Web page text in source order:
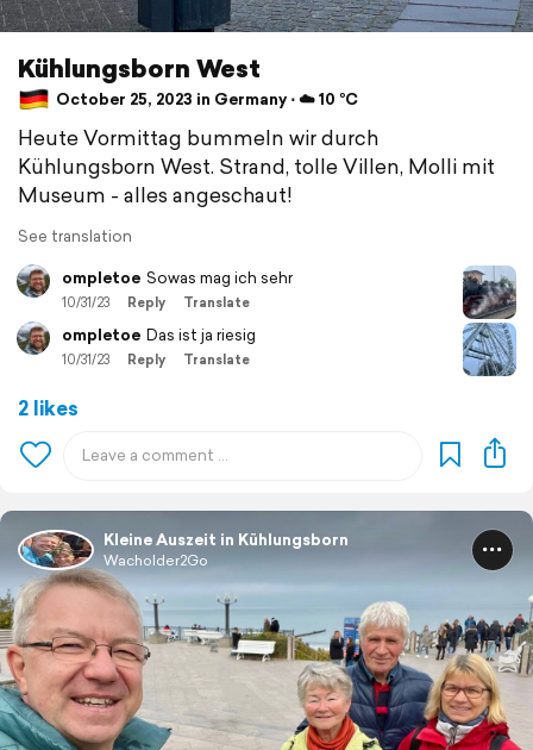
Kühlungsborn West
October 25, 2023 in Germany ⋅ ☁️ 10 °C
Heute Vormittag bummeln wir durch
Kühlungsborn West. Strand, tolle Villen, Molli mit
Museum - alles angeschaut!
See translation
ompletoe Sowas mag ich sehr
10/31/23 Reply Translate
ompletoe Das ist ja riesig
10/31/23 Reply Translate
2 likes
Kleine Auszeit in Kühlungsborn
Wacholder2Go